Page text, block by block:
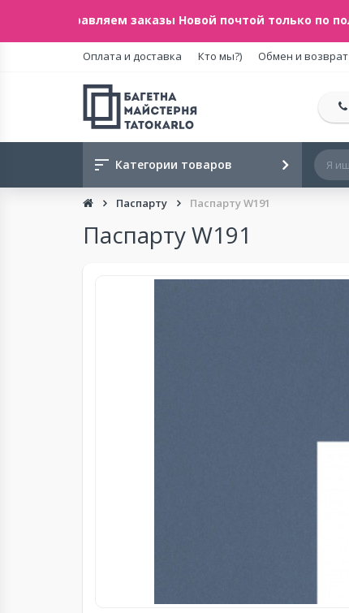
отправляем заказы Новой почтой только по
Оплата и доставка Кто мы?) Обмен и возврат
Категории товаров
Паспарту Паспарту W191
Паспарту W191